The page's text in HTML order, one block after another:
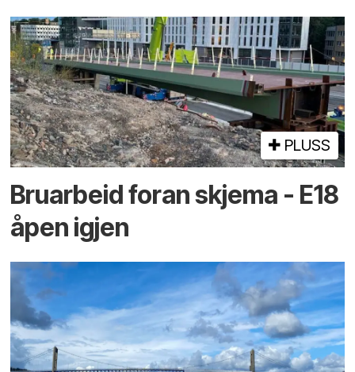
PLUSS
Bruarbeid foran skjema - E18
åpen igjen